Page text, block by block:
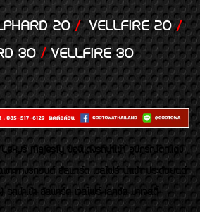
20/VELLFIRE 20/
30/VELLFIRE 30
Majesty ของเเต่งรถนำเข้า อุปกรณ์ตกแต่ง
าะทางรถยนต์ อัลพาร์ด เวลไฟร์ นำเข้า ประดับยนต์
รถนำเข้า อัลพาร์ด เวลไฟร์ เลกซัส มาเจสตี้